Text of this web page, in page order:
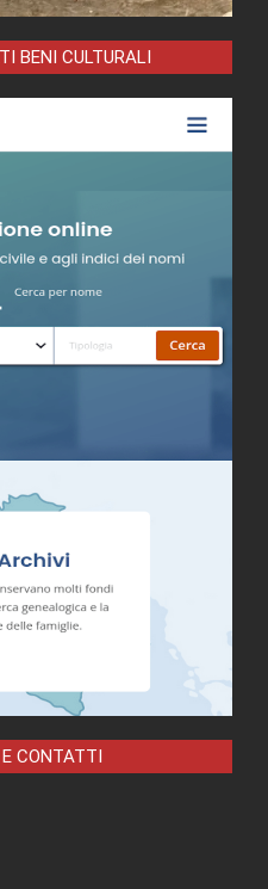
BENI CULTURALI
CONTATTI